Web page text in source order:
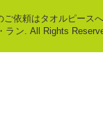
ご依頼はタオルピース
ラン. All Rights